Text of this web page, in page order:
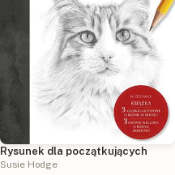
Rysunek dla początkujących
Susie Hodge